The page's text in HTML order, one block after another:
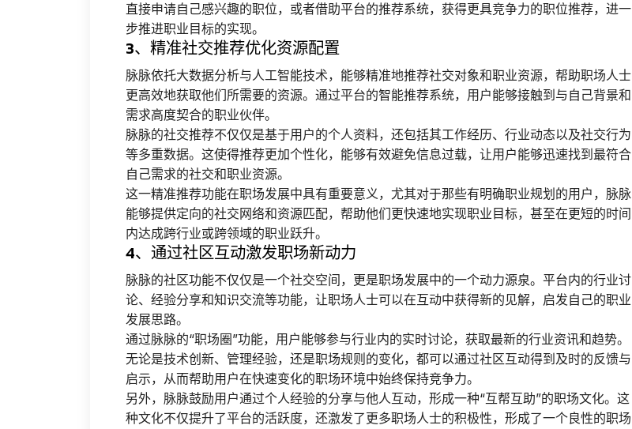
直接申请自己感兴趣的职位，或者借助平台的推荐系统，获得更具竞争力的职位推荐，进一
步推进职业目标的实现。
3、精准社交推荐优化资源配置
脉脉依托大数据分析与人工智能技术，能够精准地推荐社交对象和职业资源，帮助职场人士
更高效地获取他们所需要的资源。通过平台的智能推荐系统，用户能够接触到与自己背景和
需求高度契合的职业伙伴。
脉脉的社交推荐不仅仅是基于用户的个人资料，还包括其工作经历、行业动态以及社交行为
等多重数据。这使得推荐更加个性化，能够有效避免信息过载，让用户能够迅速找到最符合
自己需求的社交和职业资源。
这一精准推荐功能在职场发展中具有重要意义，尤其对于那些有明确职业规划的用户，脉脉
能够提供定向的社交网络和资源匹配，帮助他们更快速地实现职业目标，甚至在更短的时间
内达成跨行业或跨领域的职业跃升。
4、通过社区互动激发职场新动力
脉脉的社区功能不仅仅是一个社交空间，更是职场发展中的一个动力源泉。平台内的行业讨
论、经验分享和知识交流等功能，让职场人士可以在互动中获得新的见解，启发自己的职业
发展思路。
通过脉脉的“职场圈”功能，用户能够参与行业内的实时讨论，获取最新的行业资讯和趋势。
无论是技术创新、管理经验，还是职场规则的变化，都可以通过社区互动得到及时的反馈与
启示，从而帮助用户在快速变化的职场环境中始终保持竞争力。
另外，脉脉鼓励用户通过个人经验的分享与他人互动，形成一种“互帮互助”的职场文化。这
种文化不仅提升了平台的活跃度，还激发了更多职场人士的积极性，形成了一个良性的职场